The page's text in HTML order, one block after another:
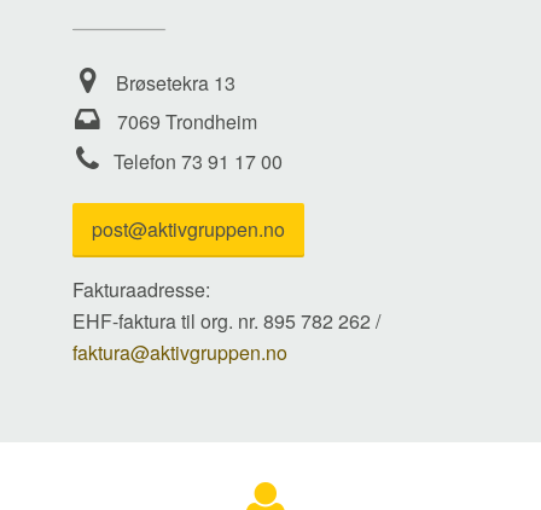
Brøsetekra 13
7069 Trondheim
Telefon 73 91 17 00
post@aktivgruppen.no
Fakturaadresse:
EHF-faktura til org. nr. 895 782 262 /
faktura@aktivgruppen.no